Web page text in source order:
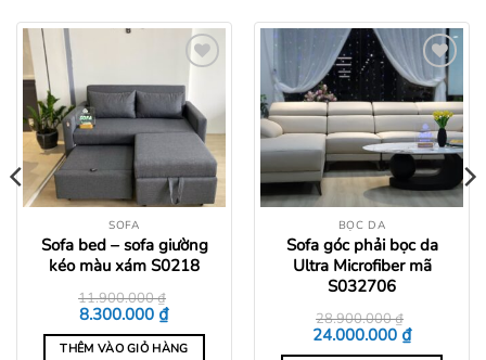
Add to
wishlist
SOFA
Sofa bed – sofa giường
kéo màu xám S0218
11.900.000₫
Giá
gốc
là:
11.900.000 ₫.
8.300.000 ₫Giá
tại
là:
THÊM VÀO GIỎ HÀNG
Add to
wishlist
BỌC DA
Sofa góc phải bọc da
Ultra Microfiber mã
S032706
28.900.000₫
Giá
gốc
24.000.000 ₫Giá
hiện